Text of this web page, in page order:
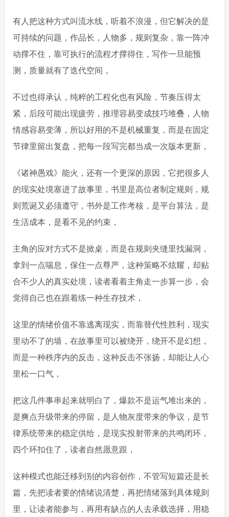
有人把这种方式叫流水线，听着不浪漫，但它解决的是
可持续的问题，作品长，人物多，规则复杂，靠一阵冲
动撑不住，靠可执行的流程才撑得住，写作一旦能预
测，质量就有了迭代空间，
不过也得承认，纯粹的工程化也有风险，节奏压得太
紧，后段可能出现疲劳，推理容易变成技巧堆叠，人物
情感容易变薄，所以好用的不是机械重复，而是在固定
节律里留出复盘，把每一段写完都当成一次版本更新，
《诸神愚戏》能火，还有一个更深的原因，它把很多人
的现实处境塞进了故事里，书里是高位者制定规则，规
则荒诞又必须遵守，书外是工作考核，是平台算法，是
生活成本，是看不见的约束，
主角的应对方式不是掀桌，而是在规则夹缝里找漏洞，
拿到一点喘息，保住一点尊严，这种策略不炫耀，却贴
合不少人的真实处境，读者看着主角走一步算一步，会
觉得自己也在跟着练一种生存技术，
这里的情绪价值不靠逃离现实，而靠替代性胜利，现实
里动不了的墙，在故事里可以被绕开，绕开不是幻想，
而是一种秩序内的反击，这种反击不张扬，却能让人心
里松一口气，
把这几件事串起来就明白了，爆款不是运气堆出来的，
是爽点升级带来的停留，是人物灰度带来的争议，是节
律系统带来的稳定供给，是现实投射带来的共鸣闭环，
四个环扣住了，读者自然愿意跟，
这种模式也能迁移到别的内容创作，不管写短篇还是长
篇，先把读者要的情绪说清楚，再把情绪落到具体规则
里，让读者能参与，再用有缺点的人去承载选择，用稳